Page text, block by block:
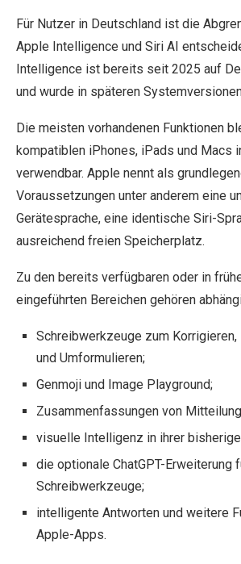
Für Nutzer in Deutschland ist die
Apple Intelligence und Siri AI
Intelligence ist bereits seit 2025 auf
und wurde in späteren
Die meisten vorhandenen Funktionen
kompatiblen iPhones, iPads und Macs
verwendbar. Apple nennt als
Voraussetzungen unter anderem eine
Gerätesprache, eine identische Siri-
ausreichend freien Speicherplatz.
Zu den bereits verfügbaren oder in
eingeführten Bereichen gehören
Schreibwerkzeuge zum
und Umformulieren;
Genmoji und Image Playground;
Zusammenfassungen von
visuelle Intelligenz in ihrer
die optionale ChatGPT-Erweiterung
Schreibwerkzeuge;
intelligente Antworten und weitere
Apple-Apps.